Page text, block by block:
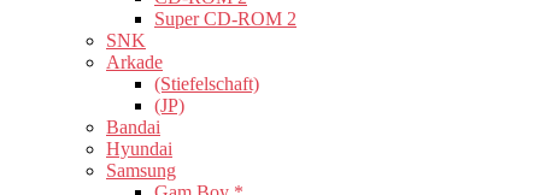
Super CD-ROM 2
SNK
Arkade
(Stiefelschaft)
(JP)
Bandai
Hyundai
Samsung